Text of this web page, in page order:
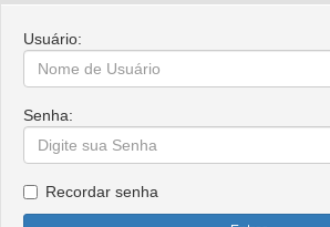
Usuário:
Senha:
Recordar senha